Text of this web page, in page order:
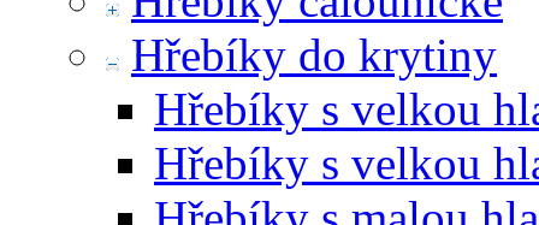
Hřebíky do krytiny
Hřebíky s velkou
Hřebíky s velkou